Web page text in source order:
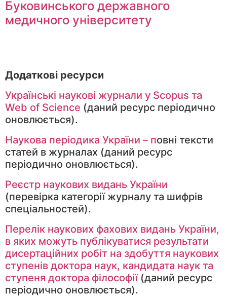
Буковинського державного
медичного університету
Додаткові ресурси
Українські наукові журнали у Scopus та
Web of Science (даний ресурс періодично
оновлюється).
Наукова періодика України – повні тексти
статей в журналах (даний ресурс
періодично оновлюється).
Реєстр наукових видань України
(перевірка категорії журналу та шифрів
спеціальностей).
Перелік наукових фахових видань України,
в яких можуть публікуватися результати
дисертаційних робіт на здобуття наукових
ступенів доктора наук, кандидата наук та
ступеня доктора філософії(даний ресурс
періодично оновлюється).